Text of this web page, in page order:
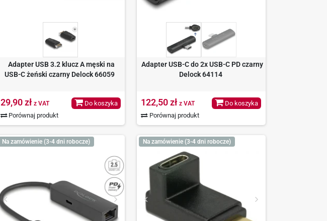
Adapter USB 3.2 klucz A męski na
USB-C żeński czarny Delock 66059
29,90 zł z VAT
Porównaj produkt
Do koszyka
Adapter USB-C do 2x USB-C PD czarny
Delock 64114
122,50 złz VAT
Porównaj produkt
Do koszyka
Na zamówienie (3-4 dni robocze) Na zamówienie (3-4 dni robocze)